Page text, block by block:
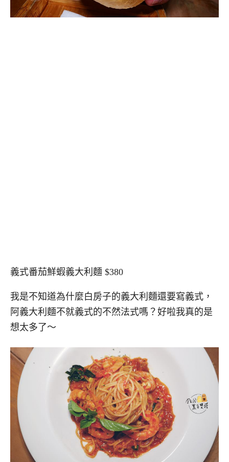
義式番茄鮮蝦義大利麵 $380
我是不知道為什麼白房子的義大利麵還要寫義式，
阿義大利麵不就義式的不然法式嗎？好啦我真的是
想太多了～